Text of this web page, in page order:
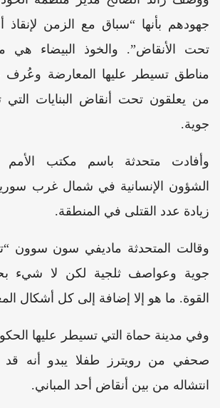
جهودهم بأنها “سباق مع الزمن لإنقاذ
تحت الأنقاض”. والخوذ البيضاء هي
مناطق تسيطر عليها المعارضة وعُرف
من يعلقون تحت أنقاض البنايات
جوية.
وأفادت متحدثة باسم مكتب الأمم
الشؤون الإنسانية في شمال غرب
زيادة عدد القتلى في المنطقة.
وقالت المتحدثة ماديفي سون سوون
جوية وعواصف ثلجية لكن لا شيء
القوة. ما هو إلا إضافة إلى كل أشكال
وفي مدينة حماة التي تسيطر عليها
صحفي من رويترز طفلا يبدو أنه قد
انتشاله من بين أنقاض أحد المباني.